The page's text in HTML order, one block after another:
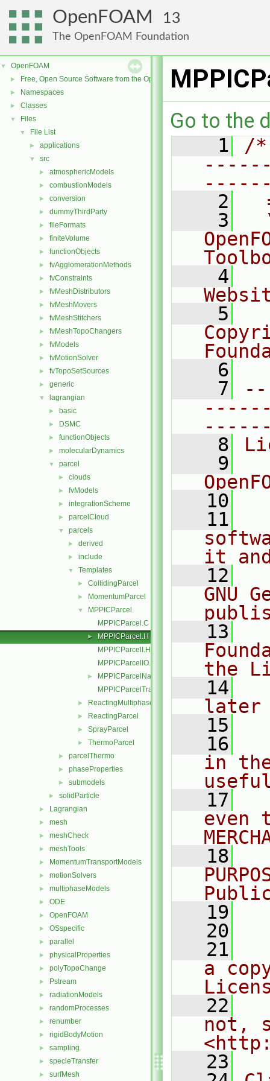
OpenFOAM 13
The OpenFOAM Foundation
▼ OpenFOAM
► Free, Open Source Software from the OpenFOAM Foundation
► Namespaces
► Classes
▼ Files
▼ File List
► applications
▼ src
► atmosphericModels
► combustionModels
► conversion
► dummyThirdParty
► fileFormats
► finiteVolume
► functionObjects
► fvAgglomerationMethods
► fvConstraints
► fvMeshDistributors
► fvMeshMovers
► fvMeshStitchers
► fvMeshTopoChangers
► fvModels
► fvMotionSolver
► fvTopoSetSources
► generic
▼ lagrangian
► basic
► DSMC
► functionObjects
► molecularDynamics
▼ parcel
► clouds
► fvModels
► integrationScheme
► parcelCloud
▼ parcels
► derived
► include
▼ Templates
► CollidingParcel
► MomentumParcel
▼
MPPICParcel
MPPICParcel.C
►
MPPICParcel.H
MPPICParcelI.H
MPPICParcelIO.C
►
MPPICParcelName.C
MPPICParcelTrackingDataI.H
► ReactingMultiphaseParcel
► ReactingParcel
► SprayParcel
► ThermoParcel
► parcelThermo
► phaseProperties
► submodels
► solidParticle
► Lagrangian
► mesh
► meshCheck
► meshTools
► MomentumTransportModels
► motionSolvers
► multiphaseModels
► ODE
► OpenFOAM
► OSspecific
► parallel
► physicalProperties
► polyTopoChange
► Pstream
► radiationModels
► randomProcesses
► renumber
► rigidBodyMotion
► sampling
► specieTransfer
► surfMesh
Go to the
    1
/
    2
    3
    4
    5
    6
    7
    8
    9
   10
   11
it
   12
GNU
   13
the
   14
later
   15
   16
in
   17
even
   18
   19
   20
   21
a
   22
not,
   23